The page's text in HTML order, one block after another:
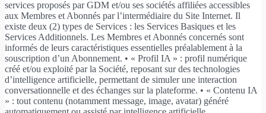
services proposés par GDM et/ou ses sociétés affiliées accessibles
aux Membres et Abonnés par l’intermédiaire du Site Internet. Il
existe deux (2) types de Services : les Services Basiques et les
Services Additionnels. Les Membres et Abonnés concernés sont
informés de leurs caractéristiques essentielles préalablement à la
souscription d’un Abonnement. • « Profil IA » : profil numérique
créé et/ou exploité par la Société, reposant sur des technologies
d’intelligence artificielle, permettant de simuler une interaction
conversationnelle et des échanges sur la plateforme. • « Contenu IA
» : tout contenu (notamment message, image, avatar) généré